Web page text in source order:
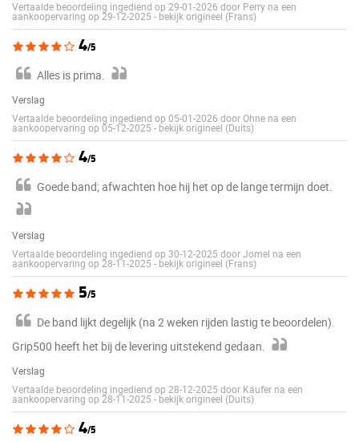
Vertaalde beoordeling ingediend op 29-01-2026 door Perry na een
aankoopervaring op 29-12-2025 - bekijk origineel (Frans)
4/5
Alles is prima.
Verslag
Vertaalde beoordeling ingediend op 05-01-2026 door Ohne na een
aankoopervaring op 05-12-2025 - bekijk origineel (Duits)
4/5
Goede band; afwachten hoe hij het op de lange termijn doet.
Verslag
Vertaalde beoordeling ingediend op 30-12-2025 door Jomel na een
aankoopervaring op 28-11-2025 - bekijk origineel (Frans)
5/5
De band lijkt degelijk (na 2 weken rijden lastig te beoordelen).
Grip500 heeft het bij de levering uitstekend gedaan.
Verslag
Vertaalde beoordeling ingediend op 28-12-2025 door Käufer na een
aankoopervaring op 28-11-2025 - bekijk origineel (Duits)
4/5